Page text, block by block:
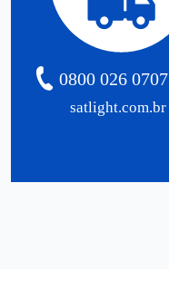
satlight.com.br
0800 026 0707